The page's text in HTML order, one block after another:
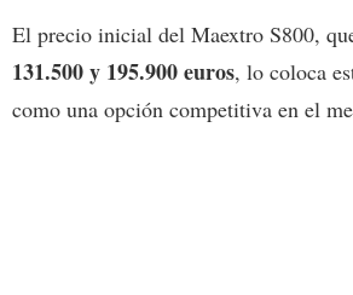
El precio inicial del Maextro S800,
131.500 y 195.900 euros, lo coloca
como una opción competitiva en el